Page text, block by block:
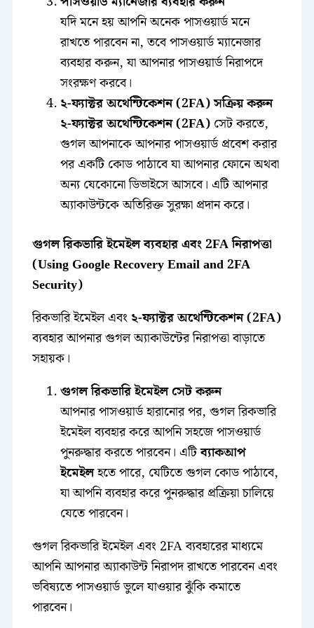
যদি মনে হয় আপনি অনেক পাসওয়ার্ড মনে
রাখতে পারবেন না, তবে পাসওয়ার্ড ম্যানেজার
ব্যবহার করুন, যা আপনার পাসওয়ার্ড নিরাপদে
সংরক্ষণ করবে।
২-ফ্যাক্টর অথেন্টিকেশন (2FA) সক্রিয় করুন
২-ফ্যাক্টর অথেন্টিকেশন (2FA)সেট করতে,
গুগল আপনাকে আপনার পাসওয়ার্ড প্রবেশ করার
পর একটি কোড পাঠাবে যা আপনার ফোনে অথবা
অন্য যেকোনো ডিভাইসে আসবে। এটি আপনার
অ্যাকাউন্টকে অতিরিক্ত সুরক্ষা প্রদান করে।
গুগল রিকভারি ইমেইল ব্যবহার এবং 2FA নিরাপত্তা
(Using Google Recovery Email and 2FA
Security)
রিকভারি ইমেইল এবং ২-ফ্যাক্টর অথেন্টিকেশন (2FA)
ব্যবহার আপনার গুগল অ্যাকাউন্টের নিরাপত্তা বাড়াতে
সহায়ক।
গুগল রিকভারি ইমেইল সেট করুন
আপনার পাসওয়ার্ড হারানোর পর, গুগল রিকভারি
ইমেইল ব্যবহার করে আপনি সহজে পাসওয়ার্ড
পুনরুদ্ধার করতে পারবেন। এটিব্যাকআপ
ইমেইলহতে পারে, যেটিতে গুগল কোড পাঠাবে,
যা আপনি ব্যবহার করে পুনরুদ্ধার প্রক্রিয়া চালিয়ে
যেতে পারবেন।
গুগল রিকভারি ইমেইল এবং 2FA ব্যবহারের মাধ্যমে
আপনি আপনার অ্যাকাউন্ট নিরাপদ রাখতে পারবেন এবং
ভবিষ্যতে পাসওয়ার্ড ভুলে যাওয়ার ঝুঁকি কমাতে
পারবেন।